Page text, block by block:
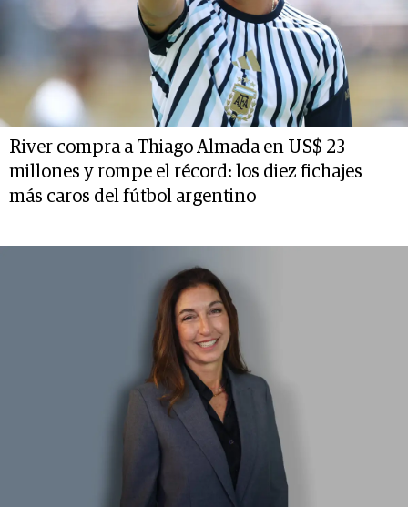
River compra a Thiago Almada en US$ 23
millones y rompe el récord: los diez fichajes
más caros del fútbol argentino